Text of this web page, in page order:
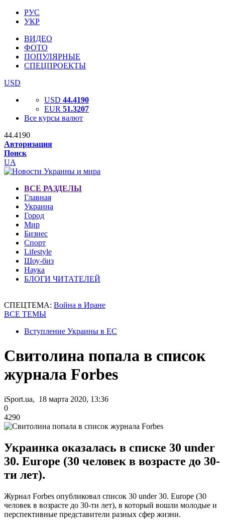
РУС
УКР
ВИДЕО
ФОТО
ПОПУЛЯРНЫЕ
СПЕЦПРОЕКТЫ
USD
USD 44.4190
EUR 51.3207
Все курсы валют
44.4190
Авторизация
Поиск
UA
ВСЕ РАЗДЕЛЫ
Главная
Украина
Город
Мир
Бизнес
Спорт
Lifestyle
Шоу-биз
Наука
БЛОГИ ЧИТАТЕЛЕЙ
СПЕЦТЕМА: Война в Иране
ВСЕ ТЕМЫ
Вступление Украины в ЕС
Свитолина попала в список
журнала Forbes
iSport.ua, 18 марта 2020, 13:36
0
4290
Украинка оказалась в списке 30 under
30. Europe (30 человек в возрасте до 30-
ти лет).
Журнал Forbes опубликовал список 30 under 30. Europe (30
человек в возрасте до 30-ти лет), в который вошли молодые и
перспективные представители разных сфер жизни.